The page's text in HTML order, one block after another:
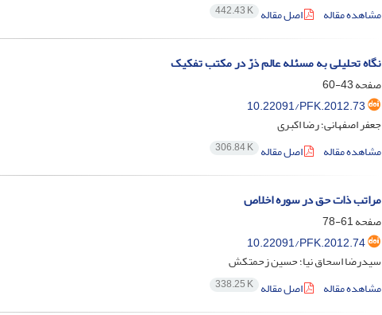
مشاهده مقاله
اصل مقاله 442.43 K
نگاه تحلیلی به مسئله عالم ذرّ در مکتب تفکیک
صفحه43-60
10.22091/PFK.2012.73
جعفر اصفهانی؛ رضا اکبری
مشاهده مقاله
اصل مقاله 306.84 K
مراتب ذات حق در سوره اخلاص
صفحه61-78
10.22091/PFK.2012.74
سیدرضا اسحاق نیا؛ حسین زحمتکش
مشاهده مقاله
اصل مقاله 338.25 K